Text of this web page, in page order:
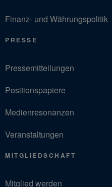
Finanz- und Währungspolitik
PRESSE
Pressemitteilungen
Positionspapiere
Medienresonanzen
Veranstaltungen
MITGLIEDSCHAFT
Mitglied werden